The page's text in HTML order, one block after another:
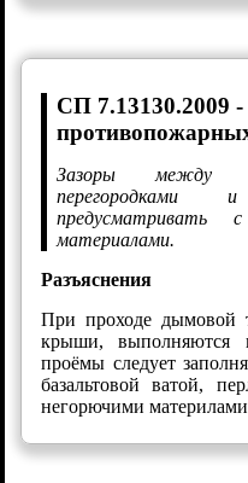
СП 7.13130.2009 -
Зазоры между
перегородками
предусматривать
материалами.
Разъяснения
При проходе дымовой
крыши, выполняются
проёмы следует
базальтовой ватой,
негорючими